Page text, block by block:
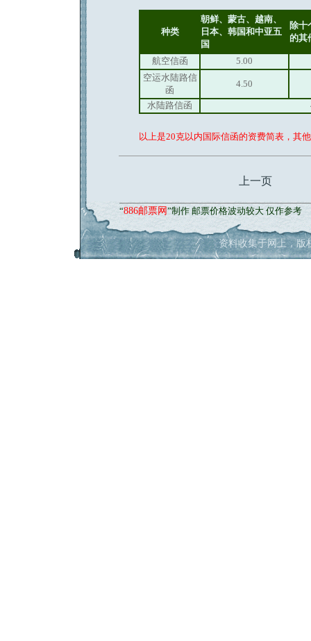
种类
朝鲜、蒙古、越南、
日本、韩国和中亚五
国
除十
的其
航空信函
5.00
空运水陆路信
函
4.50
水陆路信函
以上是20克以内国际信函的资费简表，其
上一页
“886邮票网 ”制作 邮票价格波动较大 仅作参考
资料收集于网上，版